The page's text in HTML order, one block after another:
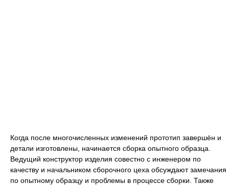
Когда после многочисленных изменений прототип завершён и
детали изготовлены, начинается сборка опытного образца.
Ведущий конструктор изделия совестно с инженером по
качеству и начальником сборочного цеха обсуждают замечания
по опытному образцу и проблемы в процессе сборки. Также